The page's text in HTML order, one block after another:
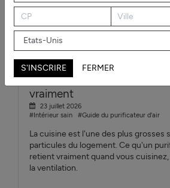
Purificateur d'air cuisine : ce
vraiment
23 juillet 2026
#Intérieur sain
#Guide du purificateur d'air
La cuisine est l'une des plus grosses
particules du logement. Ce qu'un
retient vraiment quand vous
la ventilation.
S'INSCRIRE FERMER